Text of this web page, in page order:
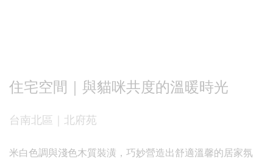
住宅空間｜與貓咪共度的溫暖時光
台南北區｜北府苑
米白色調與淺色木質裝潢，巧妙營造出舒適溫馨的居家氛